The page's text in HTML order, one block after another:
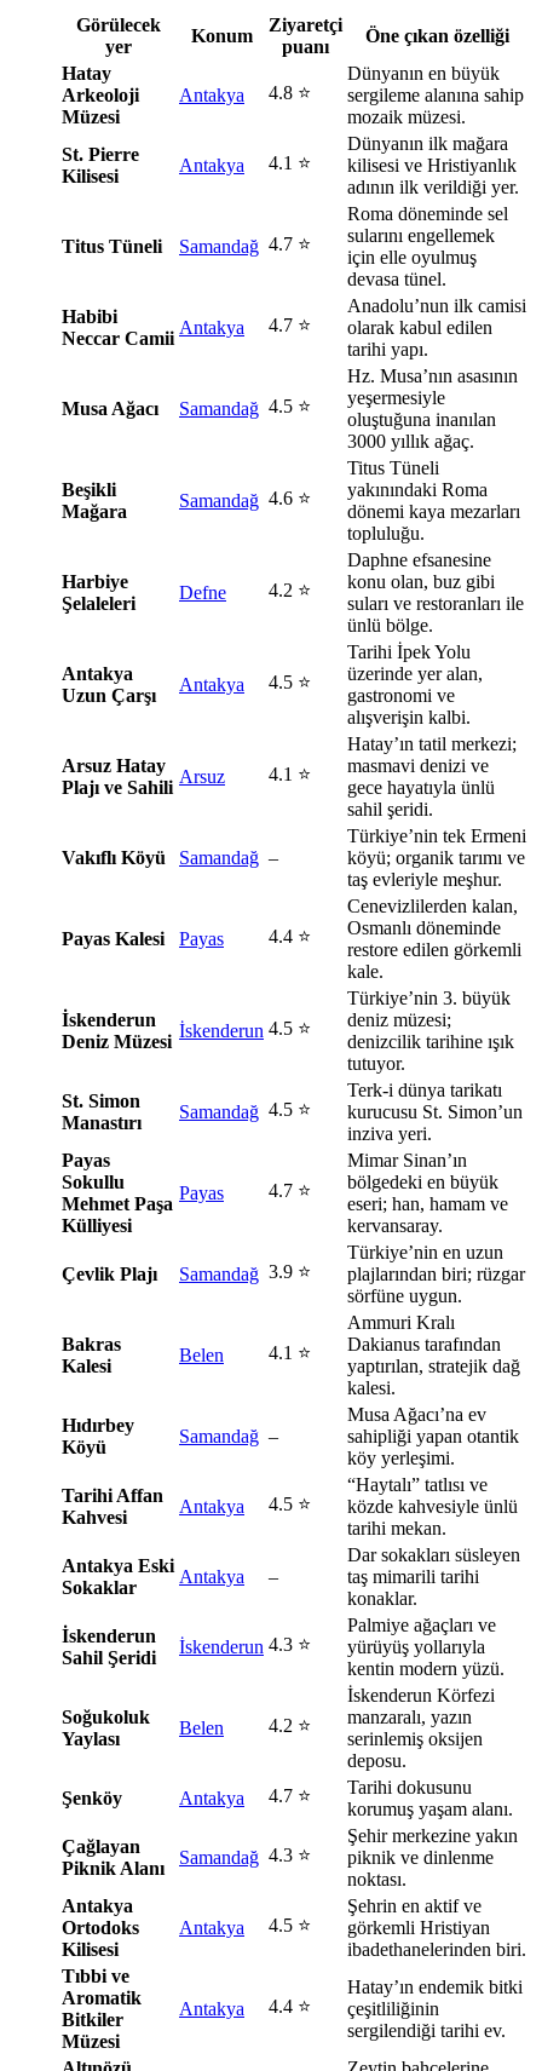
Görülecek
yer
Konum
Ziyaretçi
puanı
Öne çıkan özelliği
Hatay
Arkeoloji
Müzesi
Antakya 4.8 ⭐
Dünyanın en büyük
sergileme alanına sahip
mozaik müzesi.
St. Pierre
Kilisesi
Antakya 4.1 ⭐
Dünyanın ilk mağara
kilisesi ve Hristiyanlık
adının ilk verildiği yer.
Titus Tüneli Samandağ 4.7 ⭐
Roma döneminde sel
sularını engellemek
için elle oyulmuş
devasa tünel.
Habibi
Neccar Camii
Antakya 4.7 ⭐
Anadolu’nun ilk camisi
olarak kabul edilen
tarihi yapı.
Musa Ağacı Samandağ 4.5 ⭐
Hz. Musa’nın asasının
yeşermesiyle
oluştuğuna inanılan
3000 yıllık ağaç.
Beşikli
Mağara
Samandağ 4.6 ⭐
Titus Tüneli
yakınındaki Roma
dönemi kaya mezarları
topluluğu.
Harbiye
Şelaleleri
Defne 4.2 ⭐
Daphne efsanesine
konu olan, buz gibi
suları ve restoranları ile
ünlü bölge.
Antakya
Uzun Çarşı
Antakya 4.5 ⭐
Tarihi İpek Yolu
üzerinde yer alan,
gastronomi ve
alışverişin kalbi.
Arsuz Hatay
Plajı ve Sahili
Arsuz 4.1 ⭐
Hatay’ın tatil merkezi;
masmavi denizi ve
gece hayatıyla ünlü
sahil şeridi.
Vakıflı Köyü Samandağ –
Türkiye’nin tek Ermeni
köyü; organik tarımı ve
taş evleriyle meşhur.
Payas Kalesi Payas 4.4 ⭐
Cenevizlilerden kalan,
Osmanlı döneminde
restore edilen görkemli
kale.
İskenderun
Deniz Müzesi
İskenderun 4.5 ⭐
Türkiye’nin 3. büyük
deniz müzesi;
denizcilik tarihine ışık
tutuyor.
St. Simon
Manastırı
Samandağ 4.5 ⭐
Terk-i dünya tarikatı
kurucusu St. Simon’un
inziva yeri.
Payas
Sokullu
Mehmet Paşa
Külliyesi
Payas 4.7 ⭐
Mimar Sinan’ın
bölgedeki en büyük
eseri; han, hamam ve
kervansaray.
Çevlik Plajı Samandağ 3.9 ⭐
Türkiye’nin en uzun
plajlarından biri; rüzgar
sörfüne uygun.
Bakras
Kalesi
Belen 4.1 ⭐
Ammuri Kralı
Dakianus tarafından
yaptırılan, stratejik dağ
kalesi.
Hıdırbey
Köyü
Samandağ –
Musa Ağacı’na ev
sahipliği yapan otantik
köy yerleşimi.
Tarihi Affan
Kahvesi
Antakya 4.5 ⭐
“Haytalı” tatlısı ve
közde kahvesiyle ünlü
tarihi mekan.
Antakya Eski
Sokaklar
Antakya –
Dar sokakları süsleyen
taş mimarili tarihi
konaklar.
İskenderun
Sahil Şeridi
İskenderun 4.3 ⭐
Palmiye ağaçları ve
yürüyüş yollarıyla
kentin modern yüzü.
Soğukoluk
Yaylası
Belen 4.2 ⭐
İskenderun Körfezi
manzaralı, yazın
serinlemiş oksijen
deposu.
Şenköy
Antakya 4.7 ⭐
Tarihi dokusunu
korumuş yaşam alanı.
Çağlayan
Piknik Alanı
Samandağ 4.3 ⭐
Şehir merkezine yakın
piknik ve dinlenme
noktası.
Antakya
Ortodoks
Kilisesi
Antakya 4.5 ⭐
Şehrin en aktif ve
görkemli Hristiyan
ibadethanelerinden biri.
Tıbbi ve
Aromatik
Bitkiler
Müzesi
Antakya 4.4 ⭐
Hatay’ın endemik bitki
çeşitliliğinin
sergilendiği tarihi ev.